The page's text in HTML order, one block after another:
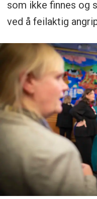
som ikke finnes og
ved å feilaktig